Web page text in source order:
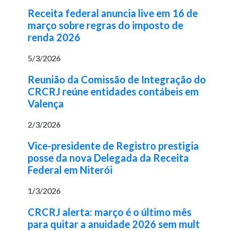
Receita federal anuncia live em 16 de
março sobre regras do imposto de
renda 2026
5/3/2026
Reunião da Comissão de Integração do
CRCRJ reúne entidades contábeis em
Valença
2/3/2026
Vice-presidente de Registro prestigia
posse da nova Delegada da Receita
Federal em Niterói
1/3/2026
CRCRJ alerta: março é o último mês
para quitar a anuidade 2026 sem mult